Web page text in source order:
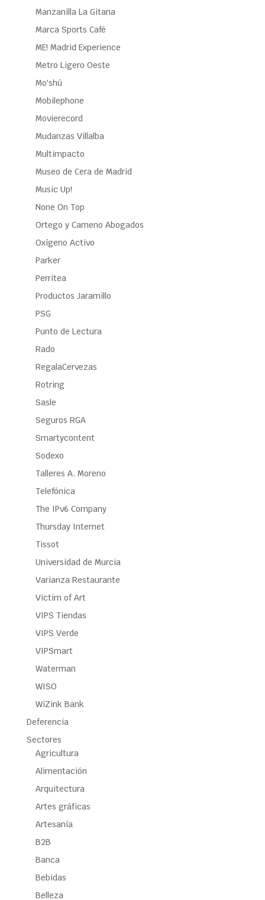
Manzanilla La Gitana
Marca Sports Café
ME! Madrid Experience
Metro Ligero Oeste
Mo'shú
Mobilephone
Movierecord
Mudanzas Villalba
Multimpacto
Museo de Cera de Madrid
Music Up!
None On Top
Ortego y Cameno Abogados
Oxígeno Activo
Parker
Perritea
Productos Jaramillo
PSG
Punto de Lectura
Rado
RegalaCervezas
Rotring
Sasle
Seguros RGA
Smartycontent
Sodexo
Talleres A. Moreno
Telefónica
The IPv6 Company
Thursday Internet
Tissot
Universidad de Murcia
Varianza Restaurante
Victim of Art
VIPS Tiendas
VIPS Verde
VIPSmart
Waterman
WISO
WiZink Bank
Deferencia
Sectores
Agricultura
Alimentación
Arquitectura
Artes gráficas
Artesanía
B2B
Banca
Bebidas
Belleza